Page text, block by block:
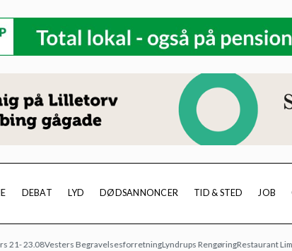
DEBAT LYD DØDSANNONCER TID & STED JOB
Vesters BegravelsesforretningLyndrups RengøringRestaurant